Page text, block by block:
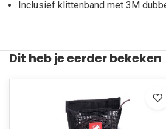
Inclusief klittenband met 3M
Dit heb je eerder bekeken